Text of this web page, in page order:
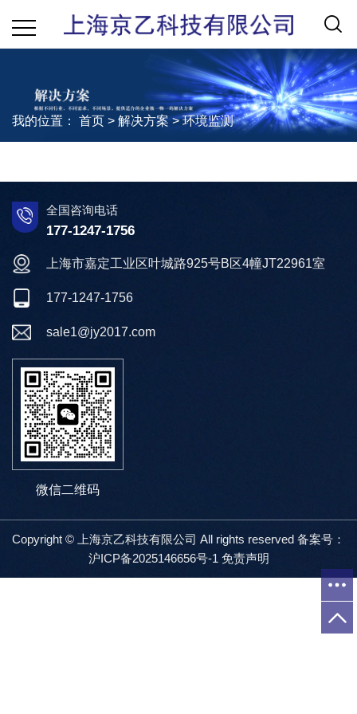
我的位置： 首页 > 解决方案>环境监测
全国咨询电话
177-1247-1756
上海市嘉定工业区叶城路925号B区4幢JT22961室
177-1247-1756
sale1@jy2017.com
微信二维码
Copyright © 上海京乙科技有限公司 All rights reserved 备案号：
沪ICP备2025146656号-1 免责声明